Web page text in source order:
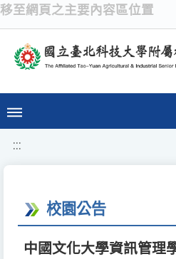
移至網頁之主要內容區位置
:::
校園公告
中國文化大學資訊管理